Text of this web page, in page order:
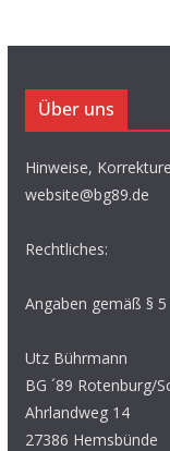
Über uns
Hinweise,
website@bg89.de
Rechtliches:
Angaben gemäß § 5
Utz Bührmann
BG ´89 Rotenburg/
Ahrlandweg 14
27386 Hemsbünde